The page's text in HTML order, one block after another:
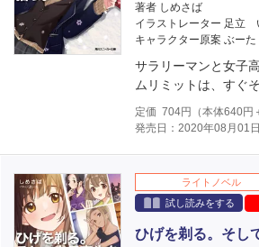
著者 しめさば
イラストレーター 足立
キャラクター原案 ぶーた
サラリーマンと女子
ムリミットは、すぐそ
定価 704円（本体640円
発売日：2020年08月01日
ライトノベル
試し読みをする
ひげを剃る。そし